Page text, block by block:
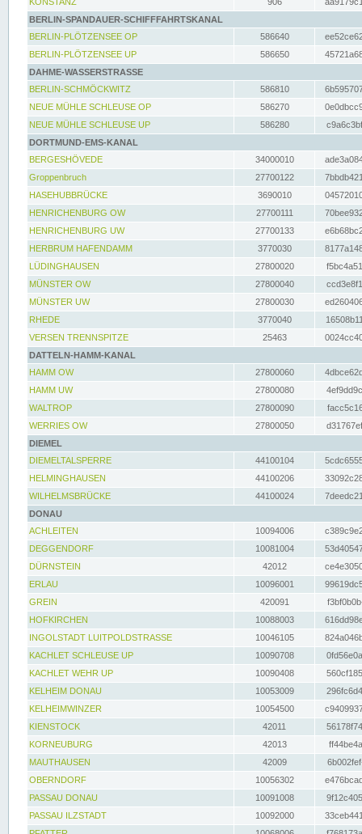
BERLIN-SPANDAUER-SCHIFFFAHRTSKANAL
BERLIN-PLÖTZENSEE OP
586640
BERLIN-PLÖTZENSEE UP
586650
DAHME-WASSERSTRASSE
BERLIN-SCHMÖCKWITZ
586810
NEUE MÜHLE SCHLEUSE OP
586270
NEUE MÜHLE SCHLEUSE UP
586280
DORTMUND-EMS-KANAL
BERGESHÖVEDE
34000010
Groppenbruch
27700122
HASEHUBBRÜCKE
3690010
HENRICHENBURG OW
27700111
HENRICHENBURG UW
27700133
HERBRUM HAFENDAMM
3770030
LÜDINGHAUSEN
27800020
MÜNSTER OW
27800040
MÜNSTER UW
27800030
RHEDE
3770040
VERSEN TRENNSPITZE
25463
DATTELN-HAMM-KANAL
HAMM OW
27800060
HAMM UW
27800080
WALTROP
27800090
WERRIES OW
27800050
DIEMEL
DIEMELTALSPERRE
44100104
HELMINGHAUSEN
44100206
WILHELMSBRÜCKE
44100024
DONAU
ACHLEITEN
10094006
DEGGENDORF
10081004
DÜRNSTEIN
42012
ERLAU
10096001
GREIN
420091
HOFKIRCHEN
10088003
INGOLSTADT LUITPOLDSTRASSE
10046105
KACHLET SCHLEUSE UP
10090708
KACHLET WEHR UP
10090408
KELHEIM DONAU
10053009
KELHEIMWINZER
10054500
KIENSTOCK
42011
KORNEUBURG
42013
MAUTHAUSEN
42009
OBERNDORF
10056302
PASSAU DONAU
10091008
PASSAU ILZSTADT
10092000